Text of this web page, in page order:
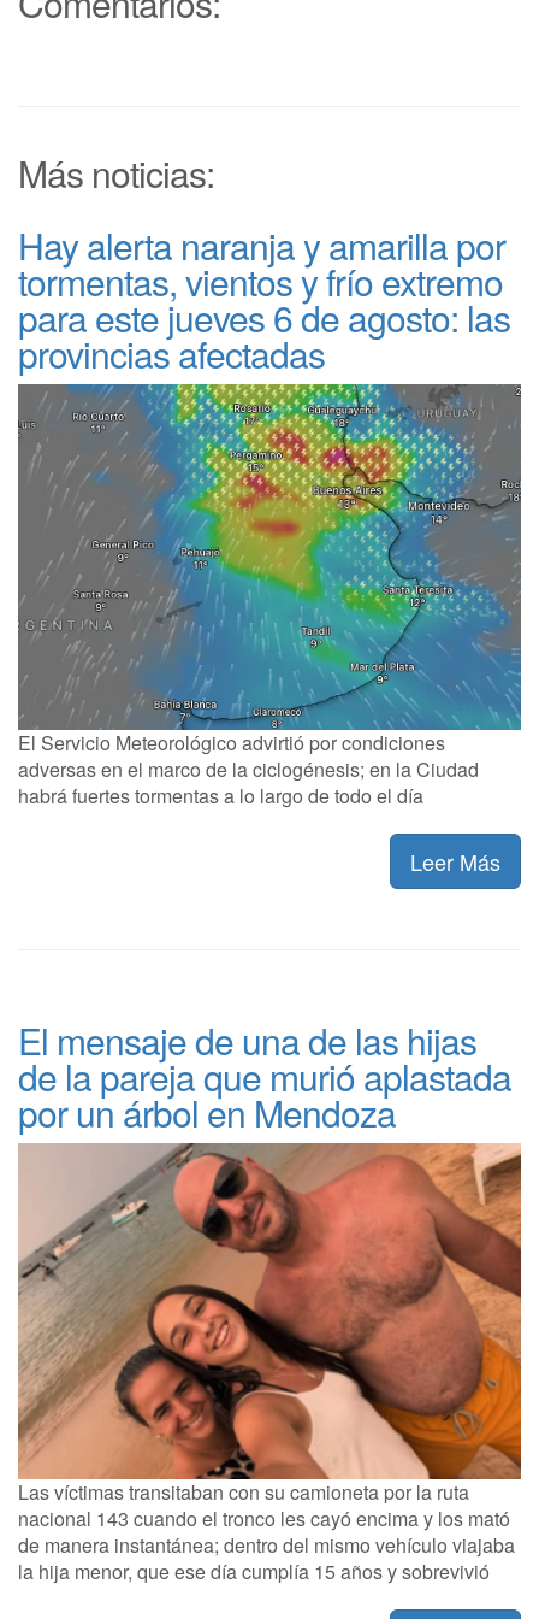
Más noticias:
Hay alerta naranja y amarilla por
tormentas, vientos y frío extremo
para este jueves 6 de agosto: las
provincias afectadas
El Servicio Meteorológico advirtió por condiciones
adversas en el marco de la ciclogénesis; en la Ciudad
habrá fuertes tormentas a lo largo de todo el día
Leer Más
El mensaje de una de las hijas
de la pareja que murió aplastada
por un árbol en Mendoza
Las víctimas transitaban con su camioneta por la ruta
nacional 143 cuando el tronco les cayó encima y los mató
de manera instantánea; dentro del mismo vehículo viajaba
la hija menor, que ese día cumplía 15 años y sobrevivió